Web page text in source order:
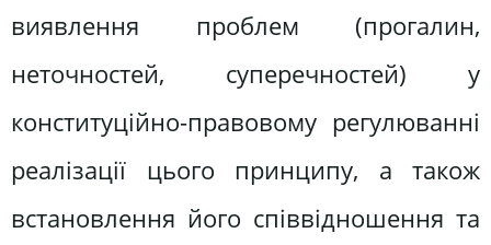
виявлення проблем (прогалин,
неточностей, суперечностей) у
конституційно-правовому регулюванні
реалізації цього принципу, а також
встановлення його співвідношення та